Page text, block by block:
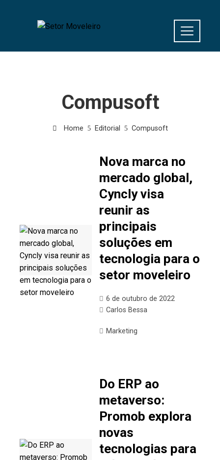
Compusoft
Home Editorial Compusoft
Nova marca no
mercado global,
Cyncly visa
reunir as
principais
soluções em
tecnologia para o
setor moveleiro
6 de outubro de 2022
Carlos Bessa
Marketing
Do ERP ao
metaverso:
Promob explora
novas
tecnologias para